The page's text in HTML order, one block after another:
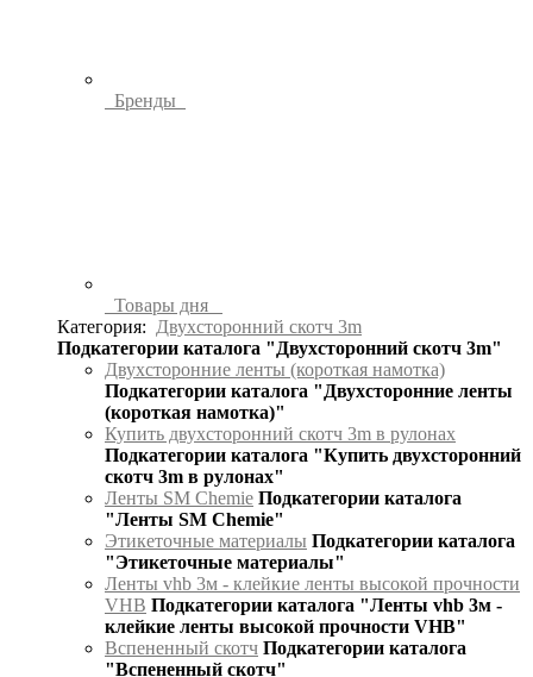
Бренды
Товары дня
Категория:
Двухсторонний скотч 3m
Подкатегории каталога "Двухсторонний скотч 3m"
Двухсторонние ленты (короткая намотка)
Подкатегории каталога "Двухсторонние ленты
(короткая намотка)"
Купить двухсторонний скотч 3m в рулонах
Подкатегории каталога "Купить двухсторонний
скотч 3m в рулонах"
Ленты SM Chemie Подкатегории каталога
"Ленты SM Chemie"
Этикеточные материалы Подкатегории каталога
"Этикеточные материалы"
Ленты vhb 3м - клейкие ленты высокой прочности
VHB Подкатегории каталога "Ленты vhb 3м -
клейкие ленты высокой прочности VHB"
Вспененный скотч Подкатегории каталога
"Вспененный скотч"